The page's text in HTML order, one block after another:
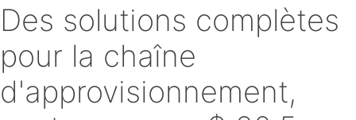
Des solutions complètes
pour la chaîne
d'approvisionnement,